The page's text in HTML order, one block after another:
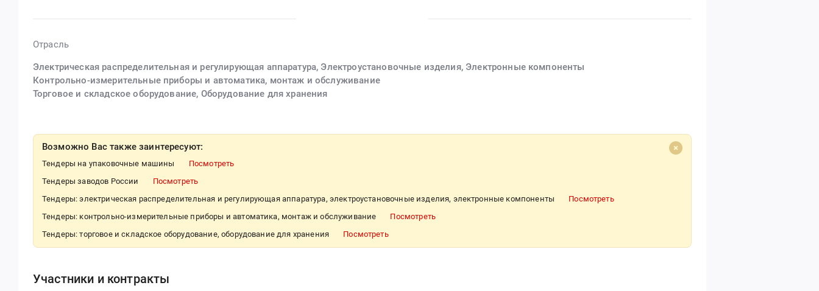
Отрасль
Электрическая распределительная и регулирующая аппаратура, Электроустановочные изделия, Электронные компоненты
Контрольно-измерительные приборы и автоматика, монтаж и обслуживание
Торговое и складское оборудование, Оборудование для хранения
Возможно Вас также заинтересуют:
Тендеры на упаковочные машины
Посмотреть
Тендеры заводов России
Посмотреть
Тендеры: электрическая распределительная и регулирующая аппаратура, электроустановочные изделия, электронные компоненты
Посмотреть
Тендеры: контрольно-измерительные приборы и автоматика, монтаж и обслуживание
Посмотреть
Тендеры: торговое и складское оборудование, оборудование для хранения
Посмотреть
Участники и контракты